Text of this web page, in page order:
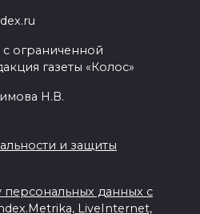
ограниченной
газеты «Колос»
Н.В.
и защиты
персональных данных с
LiveInternet,